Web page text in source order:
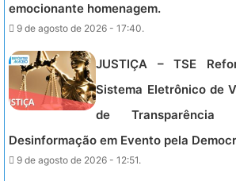
emocionante homenagem.
9 de agosto de 2026 - 17:40.
JUSTIÇA – TSE
Sistema Eletrônico de
de
Desinformação em Evento pela
9 de agosto de 2026 - 12:51.